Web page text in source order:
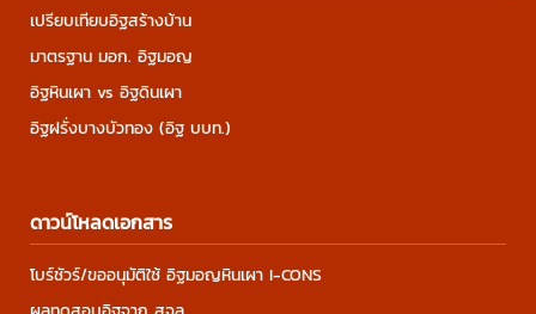
เปรียบเทียบอิฐสร้างบ้าน
มาตรฐาน มอก. อิฐมอญ
อิฐหินเผา vs อิฐดินเผา
อิฐฝรั่งบางบัวทอง (อิฐ บบท.)
ดาวน์โหลดเอกสาร
โบร์ชัวร์/ขออนุมัติใช้ อิฐมอญหินเผา I-CONS